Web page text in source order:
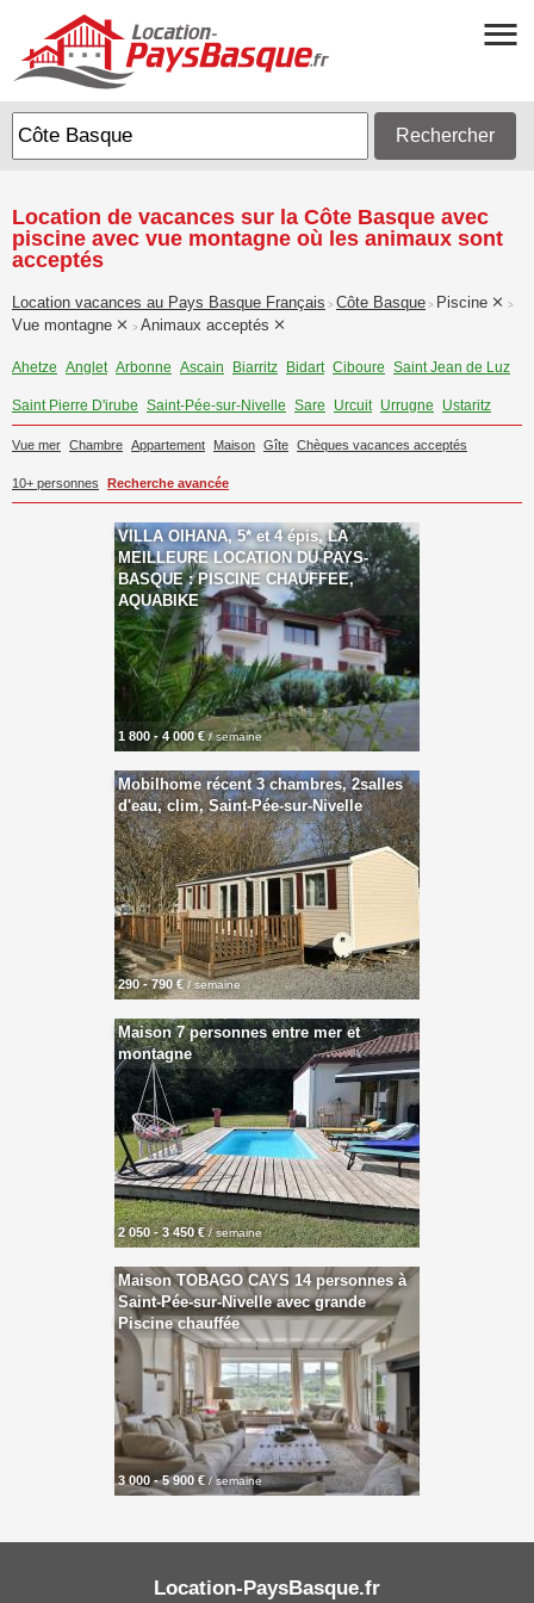
Rechercher
Location de vacances sur la Côte Basque avec
piscine avec vue montagne où les animaux sont
acceptés
Location vacances au Pays Basque Français > Côte Basque > Piscine >
Vue montagne > Animaux acceptés
Ahetze Anglet Arbonne Ascain Biarritz Bidart Ciboure Saint Jean de Luz
Saint Pierre D'irube Saint-Pée-sur-Nivelle Sare Urcuit Urrugne Ustaritz
Vue mer Chambre Appartement Maison Gîte Chèques vacances acceptés
10+ personnes Recherche avancée
VILLA OIHANA, 5* et 4 épis, LA
MEILLEURE LOCATION DU PAYS-
BASQUE : PISCINE CHAUFFEE,
AQUABIKE
1 800 - 4 000 €/ semaine
Mobilhome récent 3 chambres, 2salles
d'eau, clim, Saint-Pée-sur-Nivelle
290 - 790 € / semaine
Maison 7 personnes entre mer et
montagne
2 050 - 3 450 €/ semaine
Maison TOBAGO CAYS 14 personnes à
Saint-Pée-sur-Nivelle avec grande
Piscine chauffée
3 000 - 5 900 €/ semaine
Location-PaysBasque.fr